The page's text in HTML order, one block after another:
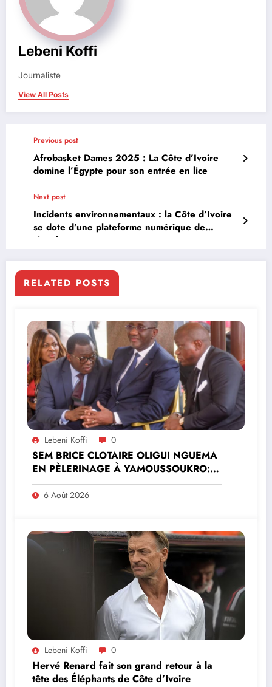
Lebeni Koffi
Journaliste
View All Posts
Previous post
Afrobasket Dames 2025 : La Côte d’Ivoire
domine l’Égypte pour son entrée en lice
Next post
Incidents environnementaux : la Côte d’Ivoire
se dote d’une plateforme numérique de
signalement
RELATED POSTS
Lebeni Koffi 0
SEM BRICE CLOTAIRE OLIGUI NGUEMA
EN PÈLERINAGE À YAMOUSSOUKRO:LE
MINISTRE PAULIN CLAUDE DANHO
PREND PART À LA CÉRÉMONIE
6 Août 2026
Lebeni Koffi 0
Hervé Renard fait son grand retour à la
tête des Éléphants de Côte d’Ivoire